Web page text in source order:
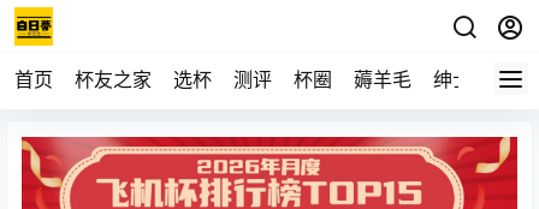
首页 杯友之家 选杯 测评 杯圈 薅羊毛 绅士 视频